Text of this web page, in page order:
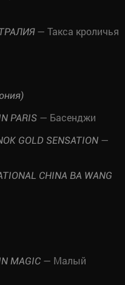
— Такса кроличья
PARIS — Басенджи
GOLD SENSATION —
CHINA BA WANG
MAGIC — Малый